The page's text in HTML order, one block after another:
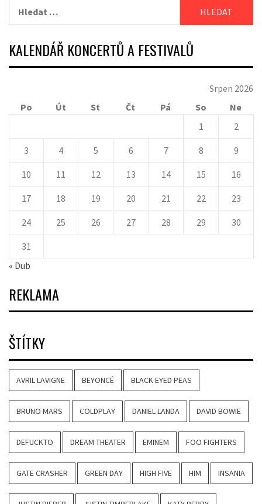
KALENDÁŘ KONCERTŮ A FESTIVALŮ
Srpen 2026
Po
Út St Čt Pá So
Ne
1
2
3 4 5 6 7 8 9
10 11 12 13 14 15 16
17 18 19 20 21 22 23
24 25 26 27 28 29 30
31
« Dub
REKLAMA
ŠTÍTKY
AVRIL LAVIGNE BEYONCÉ BLACK EYED PEAS
BRUNO MARS COLDPLAY DANIEL LANDA DAVID BOWIE
DEFUCKTO DREAM THEATER EMINEM FOO FIGHTERS
GATE CRASHER GREEN DAY HIGH FIVE HIM INSANIA